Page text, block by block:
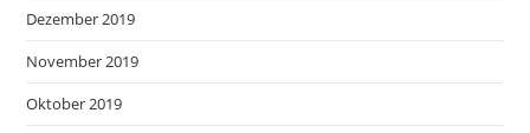
Dezember 2019
November 2019
Oktober 2019